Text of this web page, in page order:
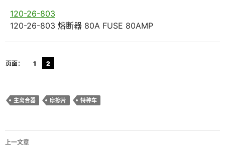
120-26-803
120-26-803 熔断器 80A FUSE 80AMP
页面： 1 2
主离合器 摩擦片 特种车
文
上一文章